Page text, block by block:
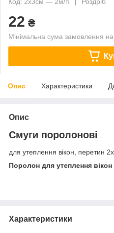
22 ₴
Мінімальна сума замовлення
Опис Характеристики
Опис
Смуги поролонові
для утеплення вікон, перетин
Поролон для утеплення вікон
Характеристики